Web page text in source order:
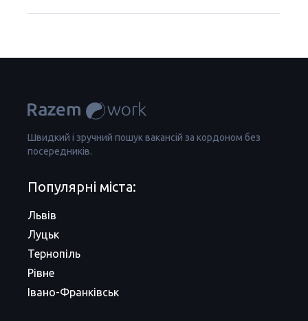
Швидкий і зручний пошук вакансій за кордоном без
посередників.
Популярні міста:
Львів
Луцьк
Тернопіль
Рівне
Івано-Франківськ